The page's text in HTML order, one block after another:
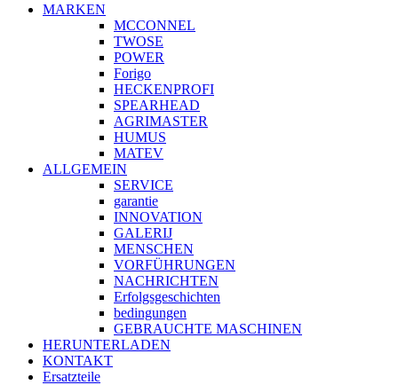
MARKEN
MCCONNEL
TWOSE
POWER
Forigo
HECKENPROFI
SPEARHEAD
AGRIMASTER
HUMUS
MATEV
ALLGEMEIN
SERVICE
garantie
INNOVATION
GALERIJ
MENSCHEN
VORFÜHRUNGEN
NACHRICHTEN
Erfolgsgeschichten
bedingungen
GEBRAUCHTE MASCHINEN
HERUNTERLADEN
KONTAKT
Ersatzteile